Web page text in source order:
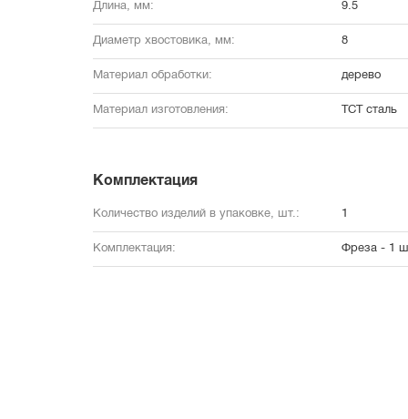
Длина, мм: 9.5
Диаметр хвостовика, мм: 8
Материал обработки: дерево
Материал изготовления: TCT сталь
Комплектация
Количество изделий в упаковке, шт.: 1
Комплектация: Фреза - 1